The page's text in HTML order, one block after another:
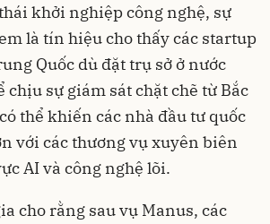
khởi nghiệp công nghệ, sự
là tín hiệu cho thấy các startup
Quốc dù đặt trụ sở ở nước
chịu sự giám sát chặt chẽ từ Bắc
thể khiến các nhà đầu tư quốc
với các thương vụ xuyên biên
AI và công nghệ lõi.
cho rằng sau vụ Manus, các